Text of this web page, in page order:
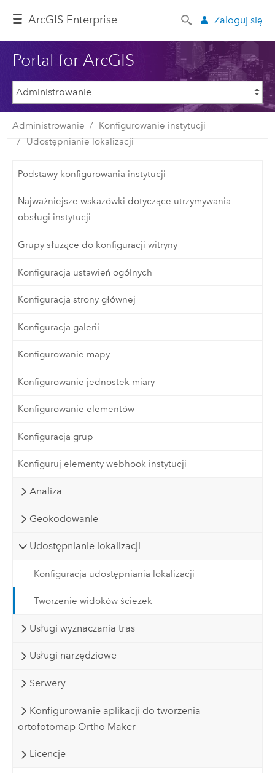
ArcGIS Enterprise Zaloguj się
Portal for ArcGIS
Administrowanie
Konfigurowanie instytucji
Udostępnianie lokalizacji
Podstawy konfigurowania instytucji
Najważniejsze wskazówki dotyczące utrzymywania
obsługi instytucji
Grupy służące do konfiguracji witryny
Konfiguracja ustawień ogólnych
Konfiguracja strony głównej
Konfiguracja galerii
Konfigurowanie mapy
Konfigurowanie jednostek miary
Konfigurowanie elementów
Konfiguracja grup
Konfiguruj elementy webhook instytucji
Analiza
Geokodowanie
Udostępnianie lokalizacji
Konfiguracja udostępniania lokalizacji
Tworzenie widoków ścieżek
Usługi wyznaczania tras
Usługi narzędziowe
Serwery
Konfigurowanie aplikacji do tworzenia
ortofotomap Ortho Maker
Licencje